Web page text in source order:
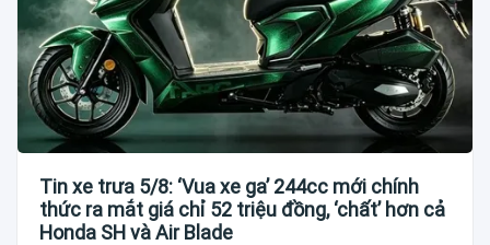
Tin xe trưa 5/8: ‘Vua xe ga’ 244cc mới chính
thức ra mắt giá chỉ 52 triệu đồng, ‘chất’ hơn cả
Honda SH và Air Blade